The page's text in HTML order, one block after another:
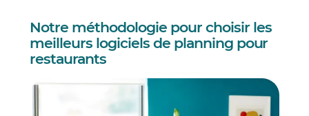
Notre méthodologie pour choisir les
meilleurs logiciels de planning pour
restaurants